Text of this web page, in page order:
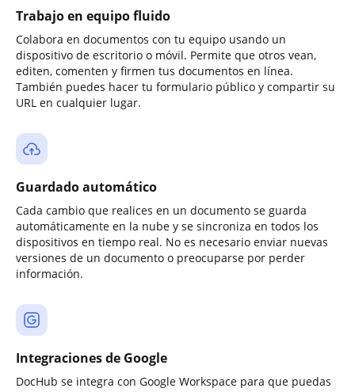
Trabajo en equipo fluido
Colabora en documentos con tu equipo usando un
dispositivo de escritorio o móvil. Permite que otros vean,
editen, comenten y firmen tus documentos en línea.
También puedes hacer tu formulario público y compartir su
URL en cualquier lugar.
Guardado automático
Cada cambio que realices en un documento se guarda
automáticamente en la nube y se sincroniza en todos los
dispositivos en tiempo real. No es necesario enviar nuevas
versiones de un documento o preocuparse por perder
información.
Integraciones de Google
DocHub se integra con Google Workspace para que puedas